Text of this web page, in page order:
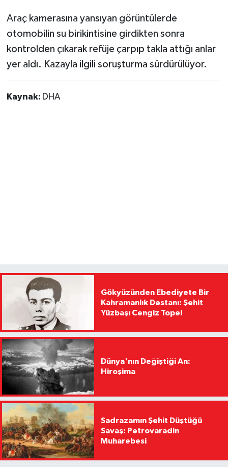
Araç kamerasına yansıyan görüntülerde
otomobilin su birikintisine girdikten sonra
kontrolden çıkarak refüje çarpıp takla attığı anlar
yer aldı. Kazayla ilgili soruşturma sürdürülüyor.
Kaynak: DHA
Gökyüzünden Ebediyete Bir
Kahramanlık Destanı: Şehit
Yüzbaşı Cengiz Topel
Dünya'nın Değiştiği An:
Hiroşima
Sadrazamın Şehit Düştüğü
Savaş: Petrovaradin
Muharebesi